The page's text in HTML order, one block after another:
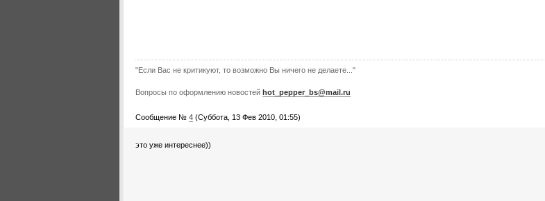
"Если Вас не критикуют, то возможно Вы ничего не делаете..."
Вопросы по оформлению новостей hot_pepper_bs@mail.ru
Сообщение № 4 (Суббота, 13 Фев 2010, 01:55)
это уже интереснее))